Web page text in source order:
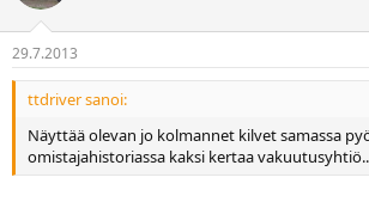
29.7.2013
ttdriver sanoi:
Näyttää olevan jo kolmannet kilvet samassa
omistajahistoriassa kaksi kertaa